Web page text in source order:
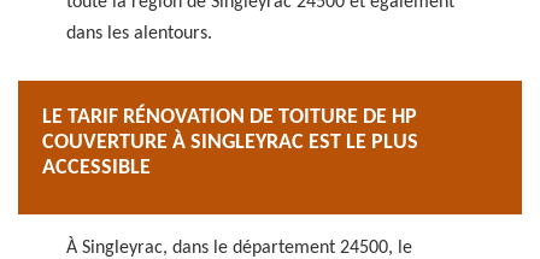
dans les alentours.
LE TARIF RÉNOVATION DE TOITURE DE HP
COUVERTURE À SINGLEYRAC EST LE PLUS
ACCESSIBLE
À Singleyrac, dans le département 24500, le